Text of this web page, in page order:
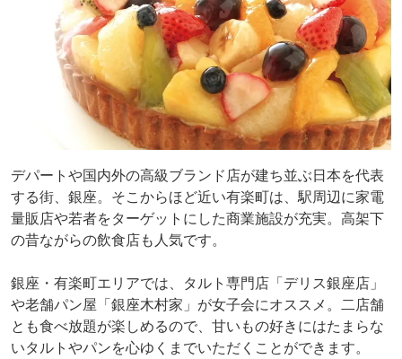
デパートや国内外の高級ブランド店が建ち並ぶ日本を代表
する街、銀座。そこからほど近い有楽町は、駅周辺に家電
量販店や若者をターゲットにした商業施設が充実。高架下
の昔ながらの飲食店も人気です。
銀座・有楽町エリアでは、タルト専門店「デリス銀座店」
や老舗パン屋「銀座木村家」が女子会にオススメ。二店舗
とも食べ放題が楽しめるので、甘いもの好きにはたまらな
いタルトやパンを心ゆくまでいただくことができます。